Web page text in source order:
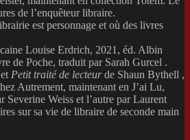
de l’enquêteur libraire.
est personnage et où des livres
Louise Erdrich, 2021, éd. Albin
de Poche, traduit par Sarah Gurcel .
et Petit traité de lecteurde Shaun Bythell ,
Autrement, maintenant en J’ai Lu,
Severine Weiss et l’autre par Laurent
sur sa vie de libraire de seconde main